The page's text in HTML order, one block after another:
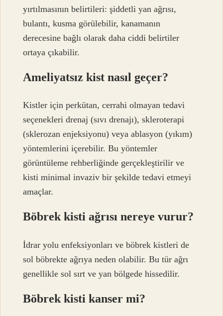
yırtılmasının belirtileri: şiddetli yan ağrısı,
bulantı, kusma görülebilir, kanamanın
derecesine bağlı olarak daha ciddi belirtiler
ortaya çıkabilir.
Ameliyatsız kist nasıl geçer?
Kistler için perkütan, cerrahi olmayan tedavi
seçenekleri drenaj (sıvı drenajı), skleroterapi
(sklerozan enjeksiyonu) veya ablasyon (yıkım)
yöntemlerini içerebilir. Bu yöntemler
görüntüleme rehberliğinde gerçekleştirilir ve
kisti minimal invaziv bir şekilde tedavi etmeyi
amaçlar.
Böbrek kisti ağrısı nereye vurur?
İdrar yolu enfeksiyonları ve böbrek kistleri de
sol böbrekte ağrıya neden olabilir. Bu tür ağrı
genellikle sol sırt ve yan bölgede hissedilir.
Böbrek kisti kanser mi?